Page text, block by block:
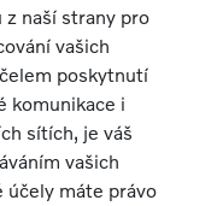
z naší strany pro
vašich
poskytnutí
komunikace i
sítích, je váš
vašich
účely máte právo